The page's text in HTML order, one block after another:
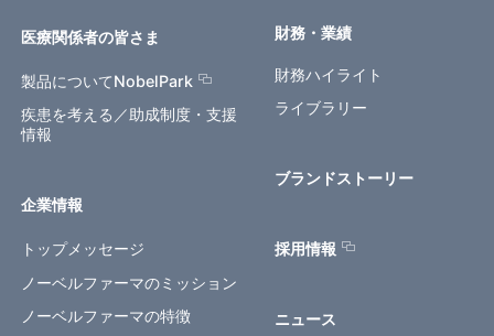
医療関係者の皆さま
製品についてNobelPark
疾患を考える／助成制度・支援
情報
企業情報
トップメッセージ
ノーベルファーマのミッション
ノーベルファーマの特徴
財務・業績
財務ハイライト
ライブラリー
ブランドストーリー
採用情報
ニュース